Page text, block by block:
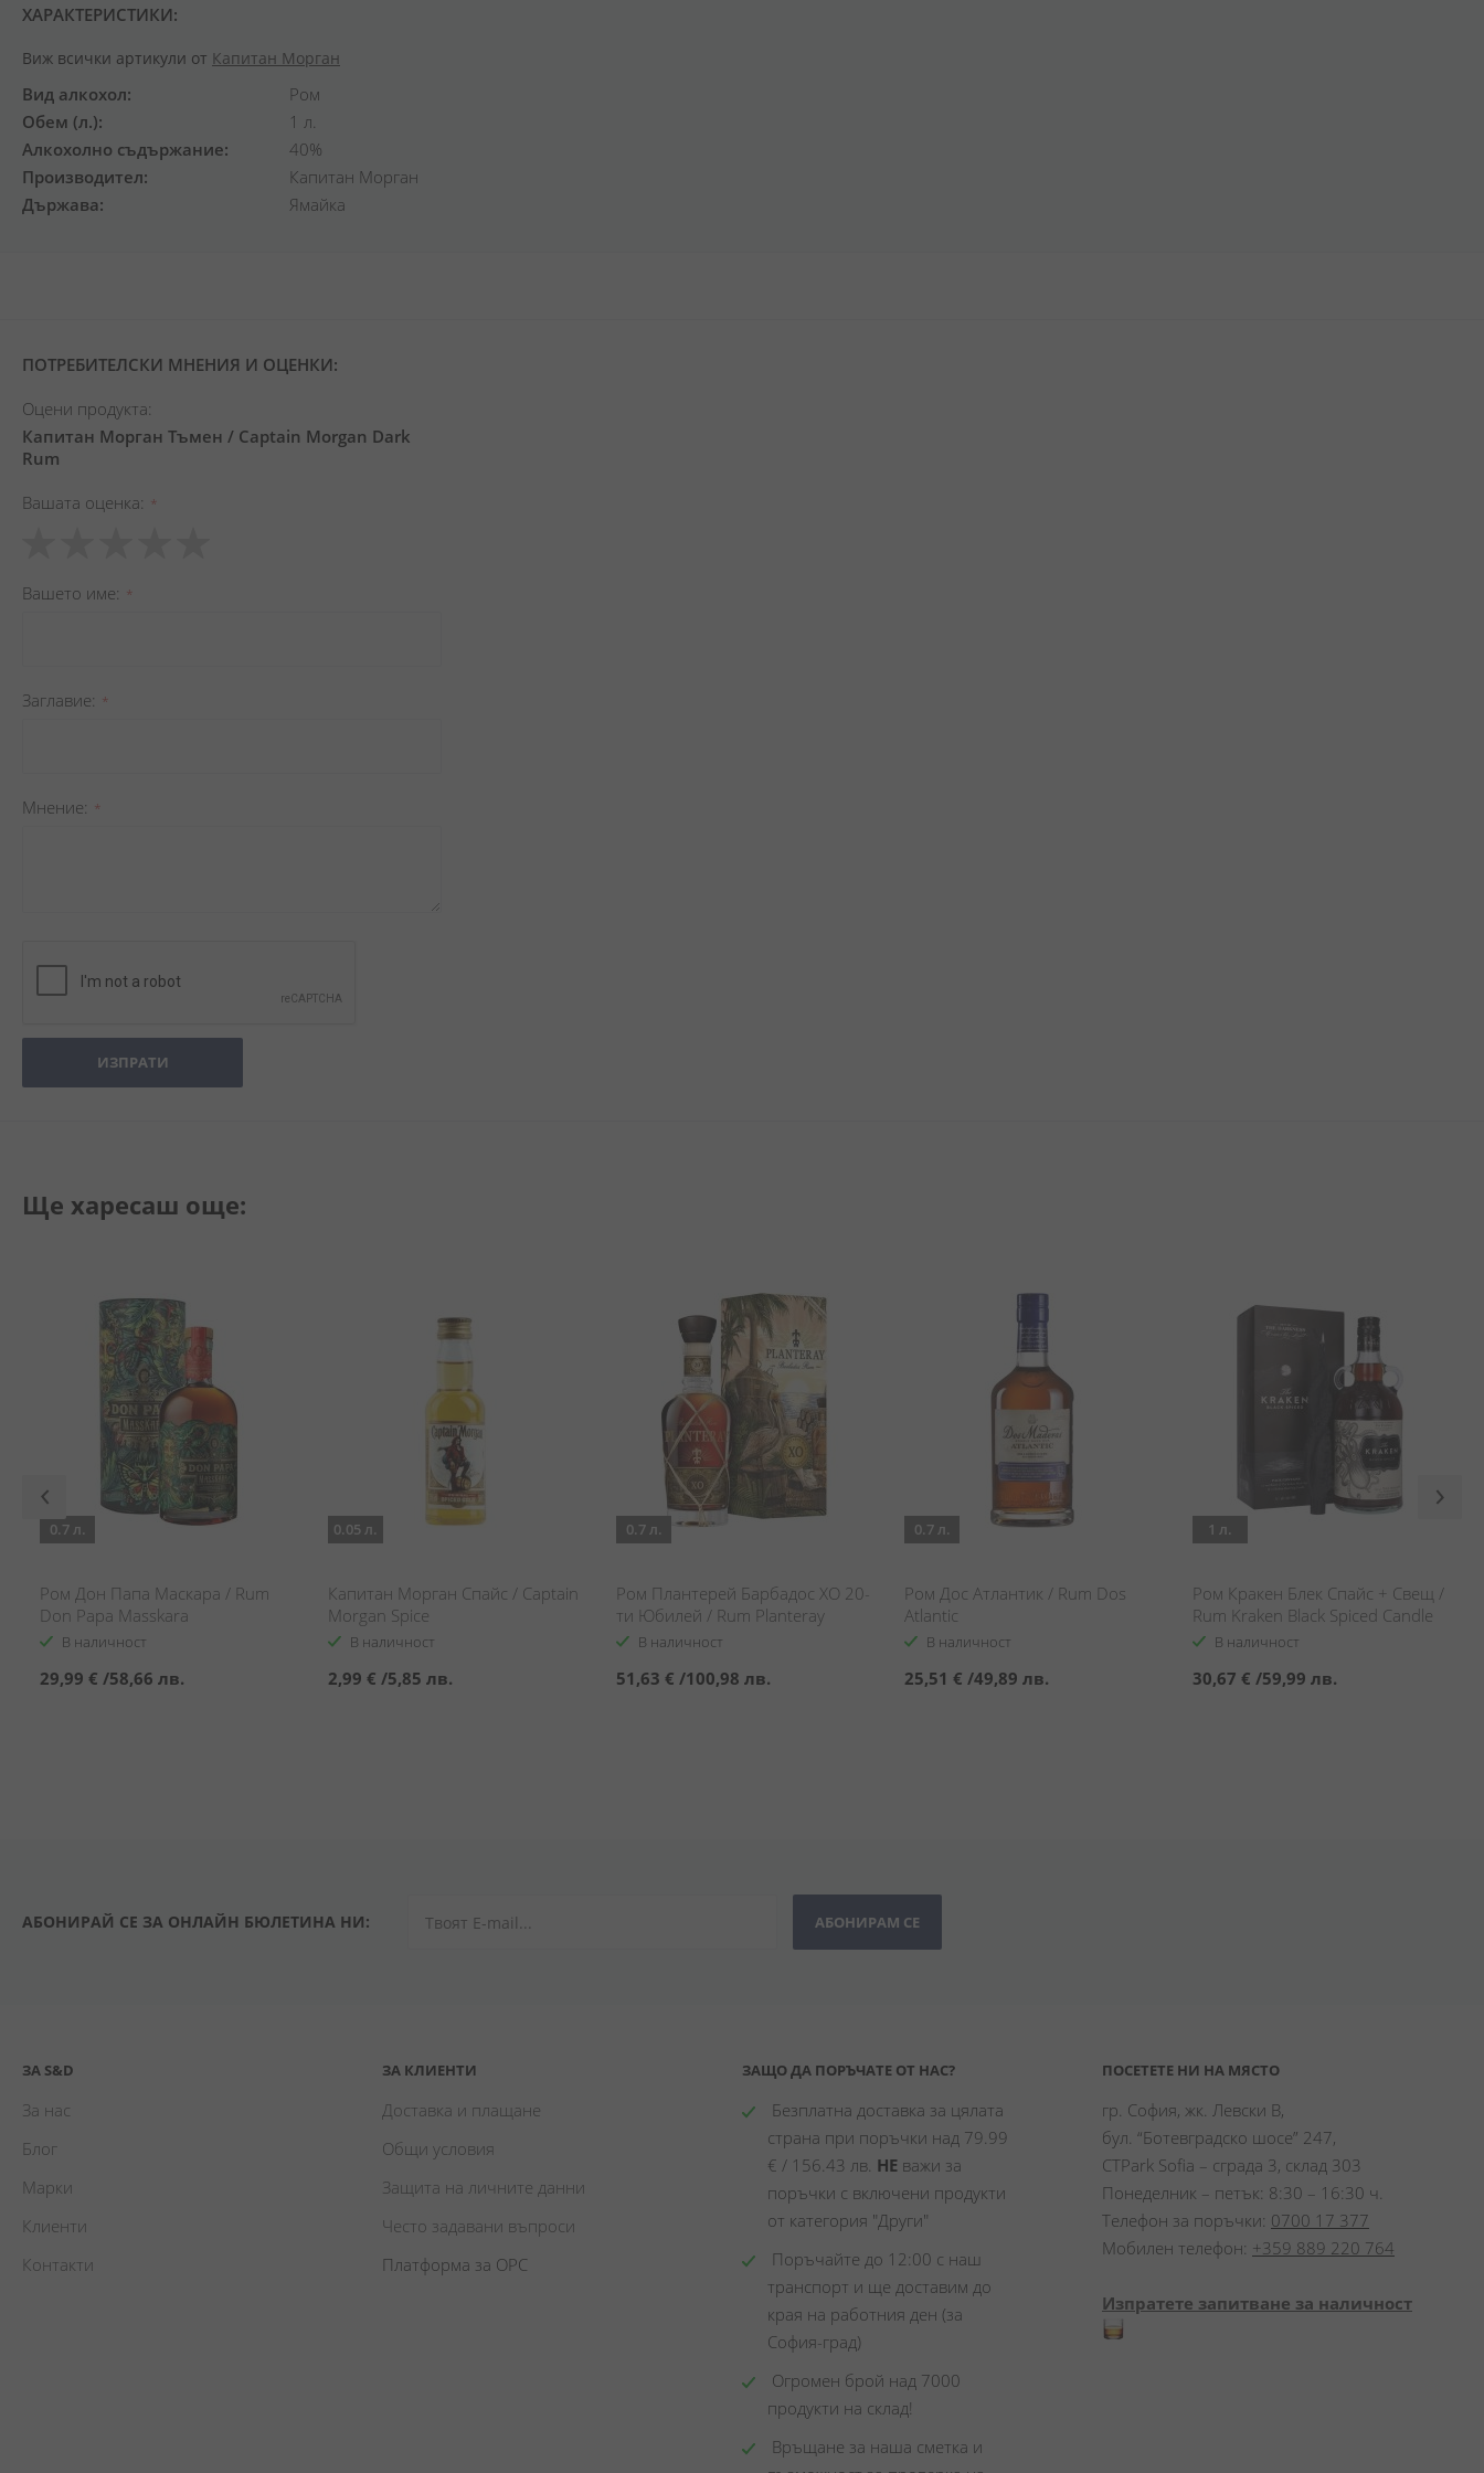
ХАРАКТЕРИСТИКИ:
Виж всички артикули от Капитан Морган
Вид алкохол
Ром
Обем (л.)
1 л.
Алкохолно съдържание
40%
Производител
Капитан Морган
Държава
Ямайка
ПОТРЕБИТЕЛСКИ МНЕНИЯ И ОЦЕНКИ:
Оцени продукта:
Капитан Морган Тъмен / Captain Morgan Dark
Rum
Вашата оценка
star
stars
stars
stars
stars
Вашето име
Заглавиe
Мнение
ИЗПРАТИ
Ще харесаш още:
0.7 л.
Ром Дон Папа Маскара / Rum
Don Papa Masskara
В наличност
29,99 € /58,66 лв.
0.05 л.
Капитан Морган Спайс / Captain
Morgan Spice
В наличност
2,99 € /5,85 лв.
0.7 л.
Ром Плантерей Барбадос ХО 20-
ти Юбилей / Rum Planteray
Barbados XO 20th Anniversary
В наличност
51,63 € /100,98 лв.
0.7 л.
Ром Дос Атлантик / Rum Dos
Atlantic
В наличност
25,51 € /49,89 лв.
1 л.
Ром Кракен Блек Спайс + Свещ /
Rum Kraken Black Spiced Candle
Gift Set
В наличност
30,67 € /59,99 лв.
АБОНИРАЙ СЕ ЗА ОНЛАЙН БЮЛЕТИНА НИ: АБОНИРАМ СЕ
ЗА S&D
За нас
Блог
Марки
Клиенти
Контакти
ЗА КЛИЕНТИ
Доставка и плащане
Общи условия
Защита на личните данни
Често задавани въпроси
Платформа за ОРС
ЗАЩО ДА ПОРЪЧАТЕ ОТ НАС?
Безплатна доставка за цялата
страна при поръчки над 79.99
€ / 156.43 лв. НЕ важи за
поръчки с включени продукти
от категория "Други"
Поръчайте до 12:00 с наш
транспорт и ще доставим до
края на работния ден (за
София-град)
Огромен брой над 7000
продукти на склад!
Връщане за наша сметка и
ПОСЕТЕТЕ НИ НА МЯСТО
гр. София, жк. Левски В,
бул. “Ботевградско шосе” 247,
CTPark Sofia – сграда 3, склад 303
Понеделник – петък: 8:30 – 16:30 ч.
Телефон за поръчки: 0700 17 377
Мобилен телефон: +359 889 220 764
Изпратете запитване за наличност